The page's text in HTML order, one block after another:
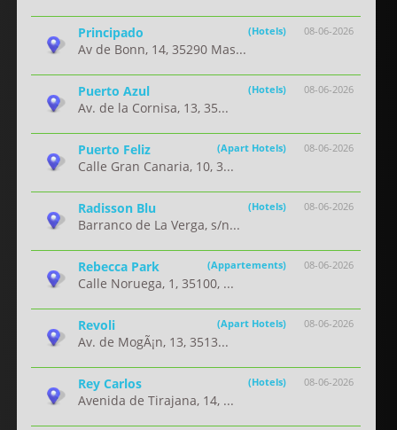
08-06-2026
Principado (Hotels)
Av de Bonn, 14, 35290 Mas...
08-06-2026
Puerto Azul (Hotels)
Av. de la Cornisa, 13, 35...
08-06-2026
Puerto Feliz (Apart Hotels)
Calle Gran Canaria, 10, 3...
08-06-2026
Radisson Blu (Hotels)
Barranco de La Verga, s/n...
08-06-2026
Rebecca Park (Appartements)
Calle Noruega, 1, 35100, ...
08-06-2026
Revoli (Apart Hotels)
Av. de MogÃ¡n, 13, 3513...
08-06-2026
Rey Carlos (Hotels)
Avenida de Tirajana, 14, ...